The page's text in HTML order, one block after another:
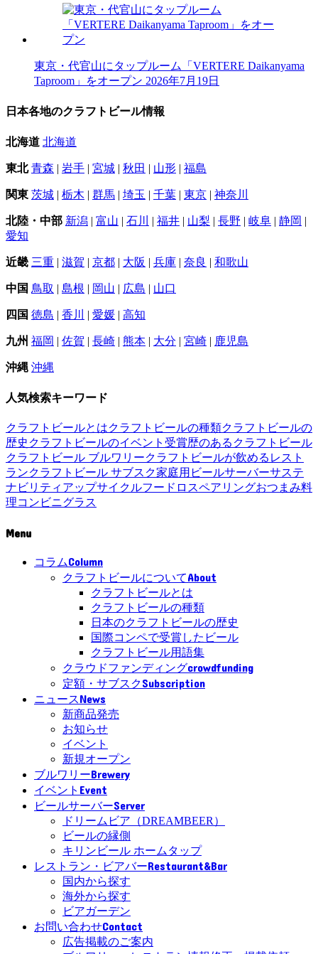
東京・代官山にタップルーム「VERTERE Daikanyama
Taproom」をオープン 2026年7月19日
日本各地のクラフトビール情報
北海道 北海道
東北 青森 | 岩手 | 宮城 | 秋田 | 山形 | 福島
関東 茨城 | 栃木 | 群馬 | 埼玉 | 千葉 | 東京 | 神奈川
北陸・中部 新潟 | 富山 | 石川 | 福井 | 山梨 | 長野 | 岐阜 | 静岡 |
愛知
近畿 三重 | 滋賀 | 京都 | 大阪 | 兵庫 | 奈良 | 和歌山
中国 鳥取 | 島根 | 岡山 | 広島 | 山口
四国 徳島 | 香川 | 愛媛 | 高知
九州 福岡 | 佐賀 | 長崎 | 熊本 | 大分 | 宮崎 | 鹿児島
沖縄 沖縄
人気検索キーワード
クラフトビールとはクラフトビールの種類クラフトビールの
歴史 クラフトビールのイベント 受賞歴のあるクラフトビール
クラフトビール ブルワリークラフトビールが飲めるレスト
ランクラフトビール サブスク家庭用ビールサーバーサステ
ナビリティ アップサイクルフードロスペアリングおつまみ料
理コンビニグラス
Menu
コラムColumn
クラフトビールについてAbout
クラフトビールとは
クラフトビールの種類
日本のクラフトビールの歴史
国際コンペで受賞したビール
クラフトビール用語集
クラウドファンディングcrowdfunding
定額・サブスクSubscription
ニュースNews
新商品発売
お知らせ
イベント
新規オープン
ブルワリーBrewery
イベント Event
ビールサーバーServer
ドリームビア（DREAMBEER）
ビールの縁側
キリンビール ホームタップ
レストラン・ビアバーRestaurant&Bar
国内から探す
海外から探す
ビアガーデン
お問い合わせContact
広告掲載のご案内